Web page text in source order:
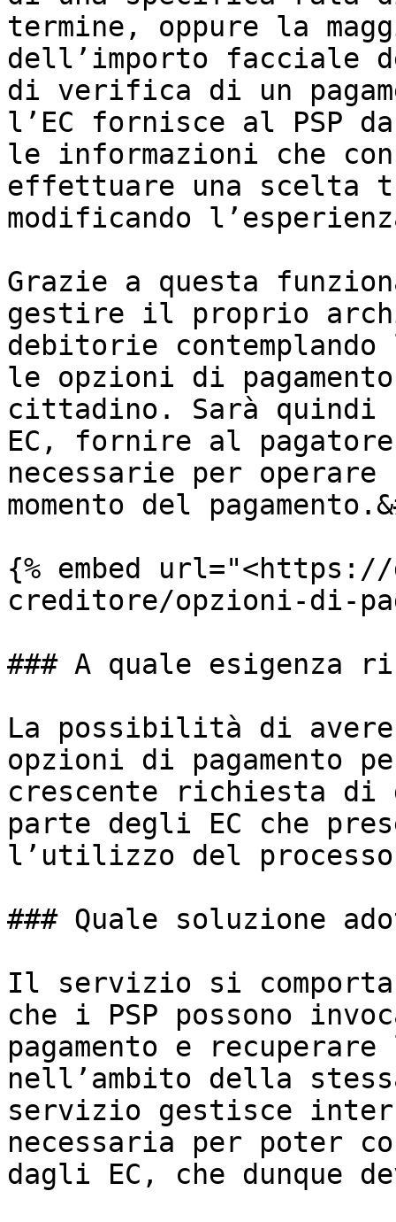
termine, oppure la
dell’importo facciale
di verifica di un
l’EC fornisce al PSP
le informazioni che
effettuare una scelta
modificando
Grazie a questa
gestire il proprio
debitorie
le opzioni di
cittadino. Sarà quindi
EC, fornire al
necessarie per
momento del
{% embed
creditore/opzioni-di-
### A quale esigenza
La possibilità di
opzioni di pagamento
crescente richiesta di
parte degli EC che
l’utilizzo del
### Quale soluzione
Il servizio si comporta
che i PSP possono
pagamento e
nell’ambito della
servizio gestisce
necessaria per poter
dagli EC, che dunque